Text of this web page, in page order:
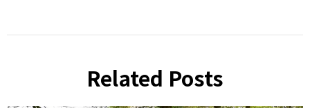
Related Posts